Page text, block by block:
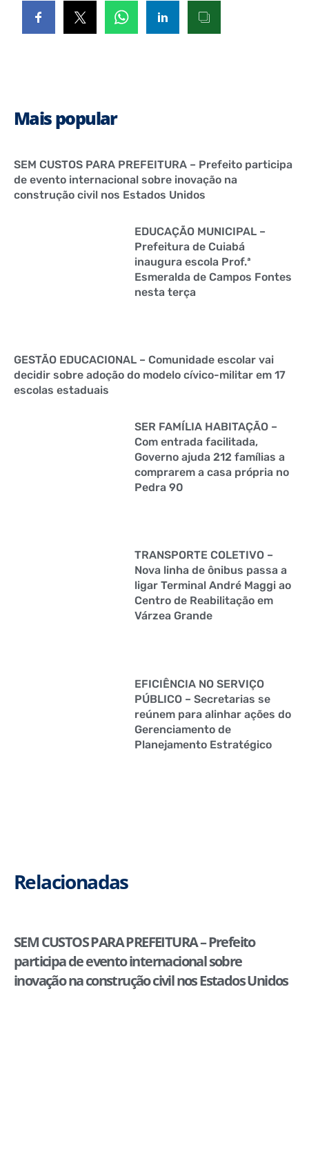
Mais popular
SEM CUSTOS PARA PREFEITURA – Prefeito participa
de evento internacional sobre inovação na
construção civil nos Estados Unidos
EDUCAÇÃO MUNICIPAL –
Prefeitura de Cuiabá
inaugura escola Prof.ª
Esmeralda de Campos Fontes
nesta terça
GESTÃO EDUCACIONAL – Comunidade escolar vai
decidir sobre adoção do modelo cívico-militar em 17
escolas estaduais
SER FAMÍLIA HABITAÇÃO –
Com entrada facilitada,
Governo ajuda 212 famílias a
comprarem a casa própria no
Pedra 90
TRANSPORTE COLETIVO –
Nova linha de ônibus passa a
ligar Terminal André Maggi ao
Centro de Reabilitação em
Várzea Grande
EFICIÊNCIA NO SERVIÇO
PÚBLICO – Secretarias se
reúnem para alinhar ações do
Gerenciamento de
Planejamento Estratégico
Relacionadas
SEM CUSTOS PARA PREFEITURA – Prefeito
participa de evento internacional sobre
inovação na construção civil nos Estados Unidos